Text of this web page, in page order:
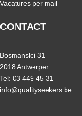
Vacatures per mail
CONTACT
Bosmanslei 31
2018 Antwerpen
Tel: 03 449 45 31
info@qualityseekers.be